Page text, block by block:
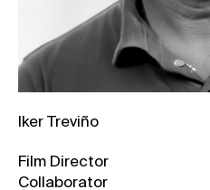
Iker Treviño
Film Director
Collaborator